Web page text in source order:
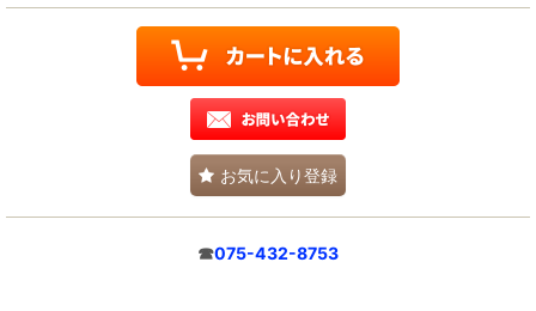
お気に入り登録
☎075-432-8753